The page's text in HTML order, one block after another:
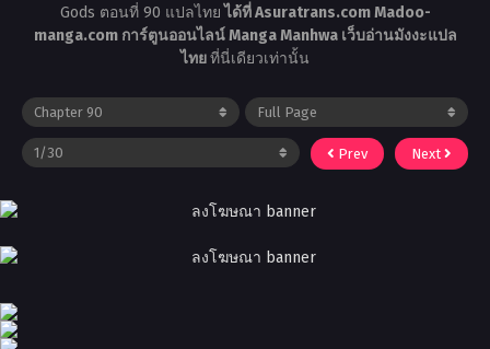
Gods ตอนที่ 90 แปลไทยได้ที่ Asuratrans.com Madoo-
manga.com การ์ตูนออนไลน์ Manga Manhwa เว็บอ่านมังงะแปล
ไทยที่นี่เดียวเท่านั้น
Prev Next